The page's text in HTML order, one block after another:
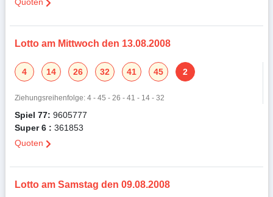
Lotto am Mittwoch den 13.08.2008
4 14 26 32 41 45 2
Ziehungsreihenfolge: 4 - 45 - 26 - 41 - 14 - 32
Spiel 77: 9605777
Super 6 : 361853
Quoten
Lotto am Samstag den 09.08.2008